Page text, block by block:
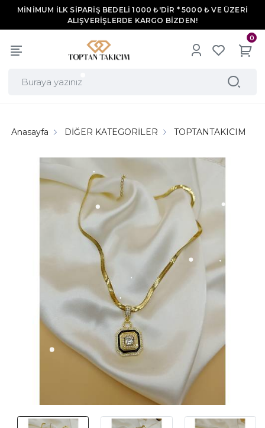
MİNİMUM İLK SİPARİŞ BEDELİ 1000 ₺'DİR * 5000 ₺ VE ÜZERİ
ALIŞVERİŞLERDE KARGO BİZDEN!
0
Anasayfa DİĞER KATEGORİLER TOPTANTAKICIM